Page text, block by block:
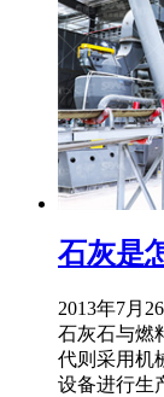
石灰是
2013年7月
石灰石与燃
代则采用机
设备进行生